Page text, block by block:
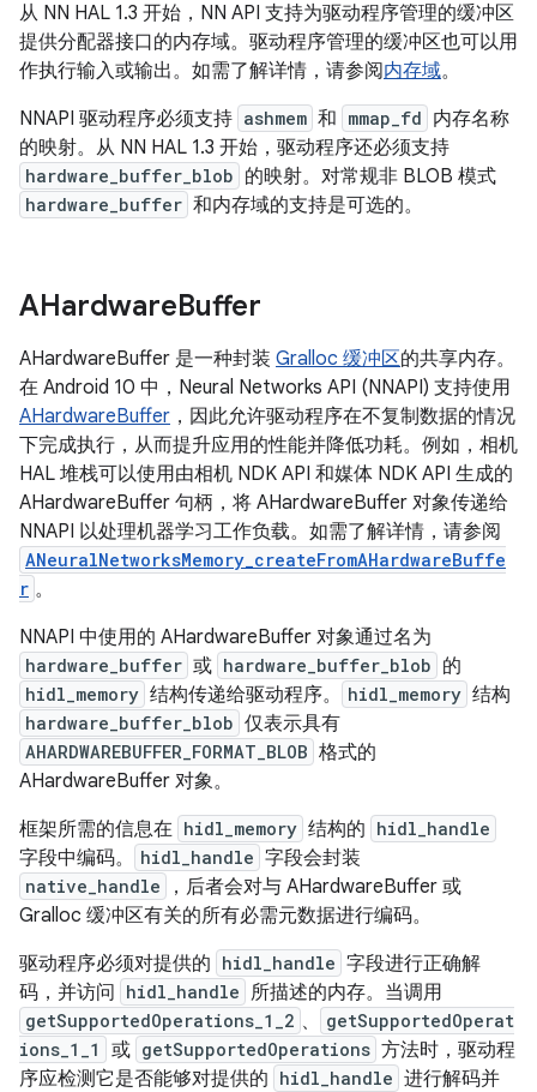
从 NN HAL 1.3 开始，NN API 支持为驱动程序管理的缓冲区
提供分配器接口的内存域。驱动程序管理的缓冲区也可以用
作执行输入或输出。如需了解详情，请参阅内存域。
NNAPI 驱动程序必须支持 ashmem 和 mmap_fd 内存名称
的映射。从 NN HAL 1.3 开始，驱动程序还必须支持
hardware_buffer_blob 的映射。对常规非 BLOB 模式
hardware_buffer 和内存域的支持是可选的。
AHardwareBuffer
AHardwareBuffer 是一种封装 Gralloc 缓冲区的共享内存。
在 Android 10 中，Neural Networks API (NNAPI) 支持使用
AHardwareBuffer ，因此允许驱动程序在不复制数据的情况
下完成执行，从而提升应用的性能并降低功耗。例如，相机
HAL 堆栈可以使用由相机 NDK API 和媒体 NDK API 生成的
AHardwareBuffer 句柄，将 AHardwareBuffer 对象传递给
NNAPI 以处理机器学习工作负载。如需了解详情，请参阅
ANeuralNetworksMemory_createFromAHardwareBuffe
r 。
NNAPI 中使用的 AHardwareBuffer 对象通过名为
hardware_buffer 或 hardware_buffer_blob 的
hidl_memory 结构传递给驱动程序。 hidl_memory 结构
hardware_buffer_blob 仅表示具有
AHARDWAREBUFFER_FORMAT_BLOB 格式的
AHardwareBuffer 对象。
框架所需的信息在 hidl_memory 结构的 hidl_handle
字段中编码。 hidl_handle 字段会封装
native_handle
，后者会对与 AHardwareBuffer 或
Gralloc 缓冲区有关的所有必需元数据进行编码。
驱动程序必须对提供的 hidl_handle 字段进行正确解
码，并访问
hidl_handle 所描述的内存。当调用
getSupportedOperations_1_2 、
getSupportedOperat
ions_1_1
或 getSupportedOperations 方法时，驱动程
序应检测它是否能够对提供的 hidl_handle 进行解码并